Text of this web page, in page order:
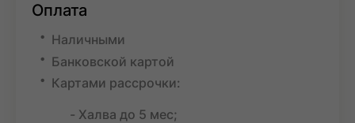
Оплата
Наличными
Банковской картой
Картами рассрочки:
- Халва до 5 мес;